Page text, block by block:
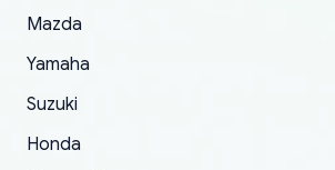
Mazda
Yamaha
Suzuki
Honda